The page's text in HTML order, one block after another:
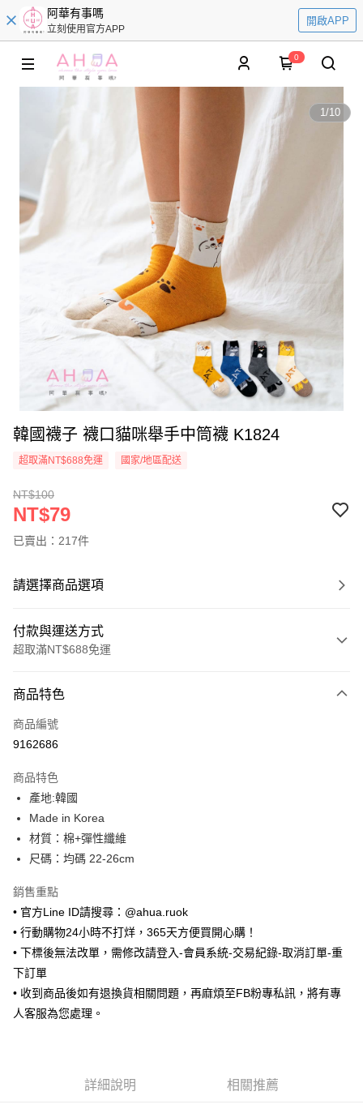
阿華有事嗎
立刻使用官方APP
開啟APP
0
1/10
韓國襪子 襪口貓咪舉手中筒襪 K1824
超取滿NT$688免運 國家/地區配送
NT$100
NT$79
已賣出：217件
請選擇商品選項
付款與運送方式
超取滿NT$688免運
信用卡一次付款
超商取貨付款
Apple Pay
街口支付
悠遊付
ATM付款
全家取貨付款
每筆NT$65，滿NT$688(含以上)免運費
付款後全家取貨
每筆NT$65，滿NT$688(含以上)免運費
商品特色
商品編號
9162686
商品特色
產地:韓國
Made in Korea
材質：棉+彈性纖維
尺碼：均碼 22-26cm
銷售重點
• 官方Line ID請搜尋：@ahua.ruok
• 行動購物24小時不打烊，365天方便買開心購！
• 下標後無法改單，需修改請登入-會員系統-交易紀錄-取消訂單-重
下訂單
• 收到商品後如有退換貨相關問題，再麻煩至FB粉專私訊，將有專
人客服為您處理。
詳細說明 相關推薦